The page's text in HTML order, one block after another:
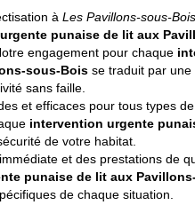
APPELEZ-NOUS
àLes Pavillons-sous-Bois
punaise de lit aux
engagement pour chaque
sous-Bois se traduit par une
sans faille.
et efficaces pour tous types de
intervention urgente
de votre habitat.
et des prestations de
punaise de lit aux
de chaque situation.